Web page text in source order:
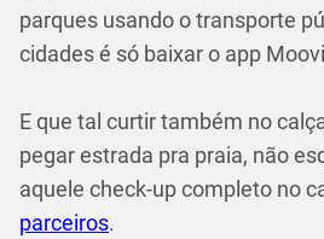
parques usando o transporte
cidades é só baixar o app
E que tal curtir também no
pegar estrada pra praia, não
aquele check-up completo no
parceiros.